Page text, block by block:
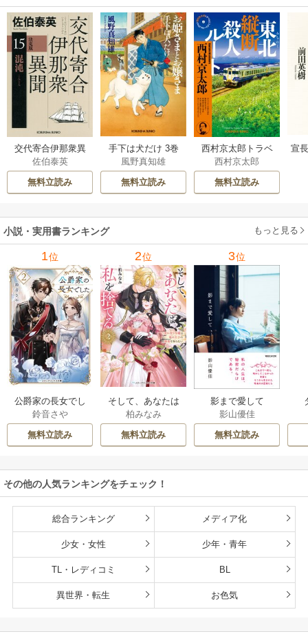
交代寄合伊那衆異
聞 15巻
佐伯泰英
無料立読み
手下は犬だけ 3巻
風野真知雄
無料立読み
西村京太郎トラベ
ルミステリー・セ
レクション 2巻
西村京太郎
無料立読み
宣
小説・実用書ランキング もっと見る
1位
公爵家の長女でし
た
鈴音さや
無料立読み
2位
そして、あなたは
私を捨てる
柏みなみ
無料立読み
3位
影まで愛して
影山優佳
無料立読み
その他の人気ランキングをチェック！
総合ランキング メディア化
少女・女性 少年・青年
TL・レディコミ BL
異世界・転生 お色気